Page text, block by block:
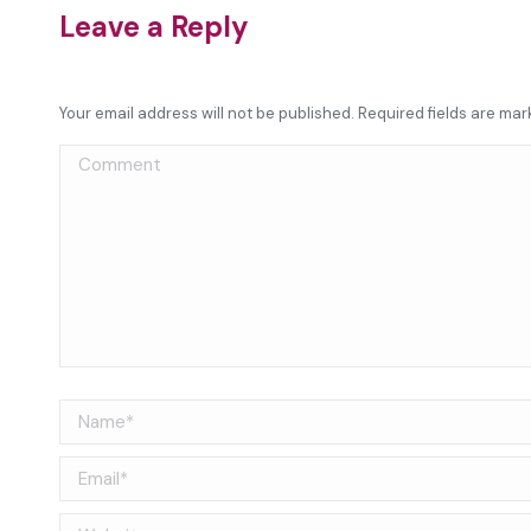
Leave a Reply
Your email address will not be published. Required fields are
Comment
Name *
Email *